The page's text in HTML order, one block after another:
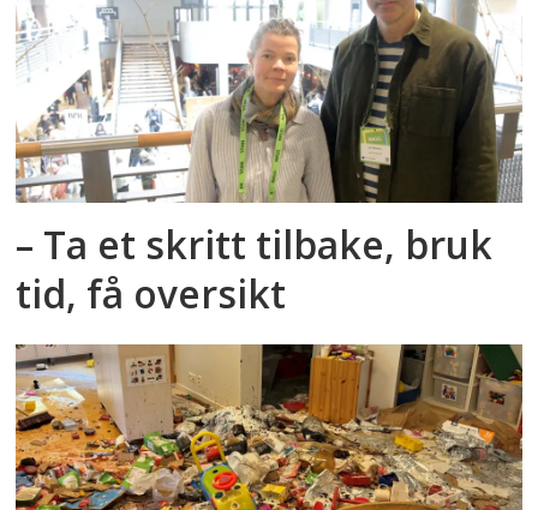
– Ta et skritt tilbake, bruk
tid, få oversikt